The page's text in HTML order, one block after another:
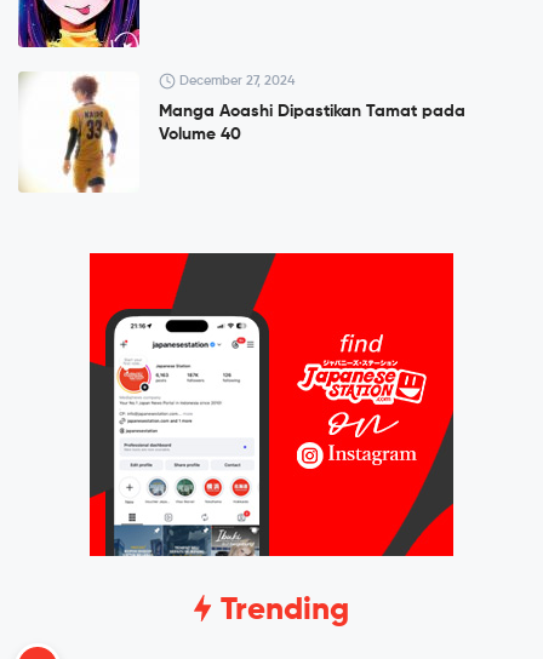
December 27, 2024
Manga Aoashi Dipastikan Tamat pada
Volume 40
Trending